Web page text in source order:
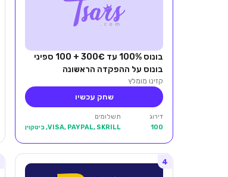
בונוס 100% עד 300€ + 100 ספיני
בונוס על ההפקדה הראשונה
קזינו מומלץ
שחק עכשיו
דירוג
100
תשלומים
VISA, PAYPAL, SKRILL, ביטקוין
4